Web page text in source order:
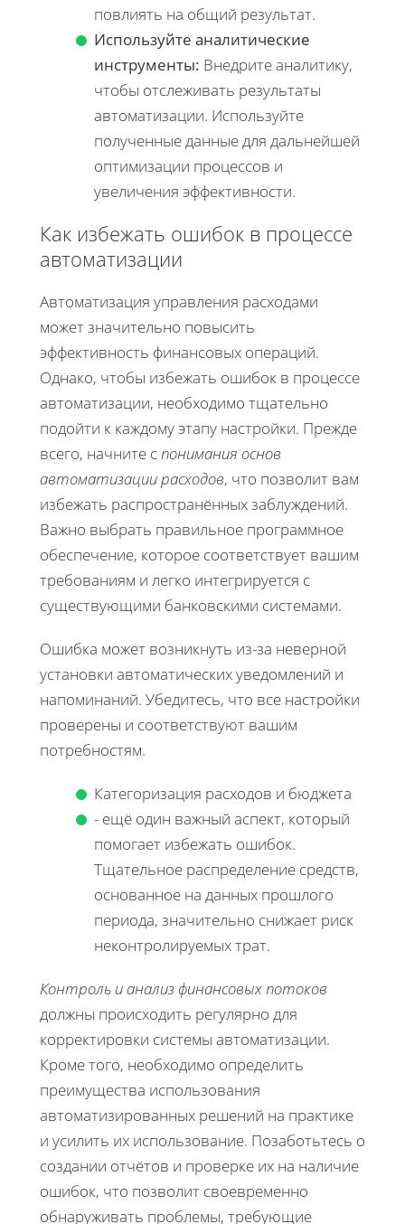
повлиять на общий результат.
Используйте аналитические
инструменты: Внедрите аналитику,
чтобы отслеживать результаты
автоматизации. Используйте
полученные данные для дальнейшей
оптимизации процессов и
увеличения эффективности.
Как избежать ошибок в процессе
автоматизации
Автоматизация управления расходами
может значительно повысить
эффективность финансовых операций.
Однако, чтобы избежать ошибок в процессе
автоматизации, необходимо тщательно
подойти к каждому этапу настройки. Прежде
всего, начните спонимания основ
автоматизации расходов, что позволит вам
избежать распространённых заблуждений.
Важно выбрать правильное программное
обеспечение, которое соответствует вашим
требованиям и легко интегрируется с
существующими банковскими системами.
Ошибка может возникнуть из-за неверной
установки автоматических уведомлений и
напоминаний. Убедитесь, что все настройки
проверены и соответствуют вашим
потребностям.
Категоризация расходов и бюджета
- ещё один важный аспект, который
помогает избежать ошибок.
Тщательное распределение средств,
основанное на данных прошлого
периода, значительно снижает риск
неконтролируемых трат.
Контроль и анализ финансовых потоков
должны происходить регулярно для
корректировки системы автоматизации.
Кроме того, необходимо определить
преимущества использования
автоматизированных решений на практике
и усилить их использование. Позаботьтесь о
создании отчётов и проверке их на наличие
ошибок, что позволит своевременно
обнаруживать проблемы, требующие